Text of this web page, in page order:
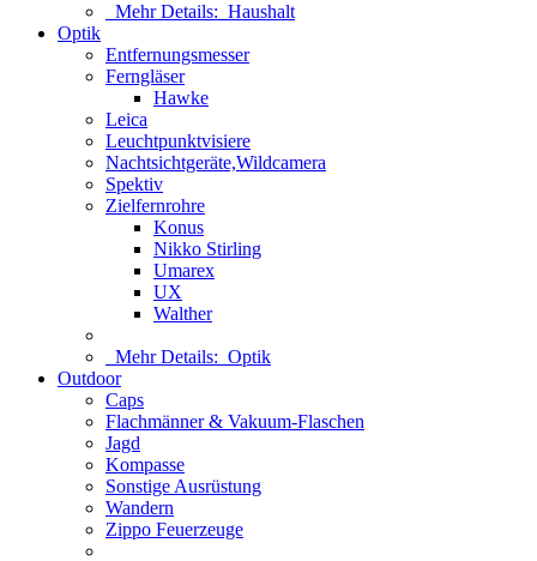
Mehr Details: Haushalt
Optik
Entfernungsmesser
Ferngläser
Hawke
Leica
Leuchtpunktvisiere
Nachtsichtgeräte,Wildcamera
Spektiv
Zielfernrohre
Konus
Nikko Stirling
Umarex
UX
Walther
Mehr Details: Optik
Outdoor
Caps
Flachmänner & Vakuum-Flaschen
Jagd
Kompasse
Sonstige Ausrüstung
Wandern
Zippo Feuerzeuge